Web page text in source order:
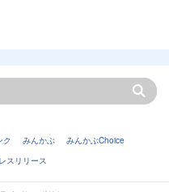
ク みんかぶ
みんかぶChoice
スリリース